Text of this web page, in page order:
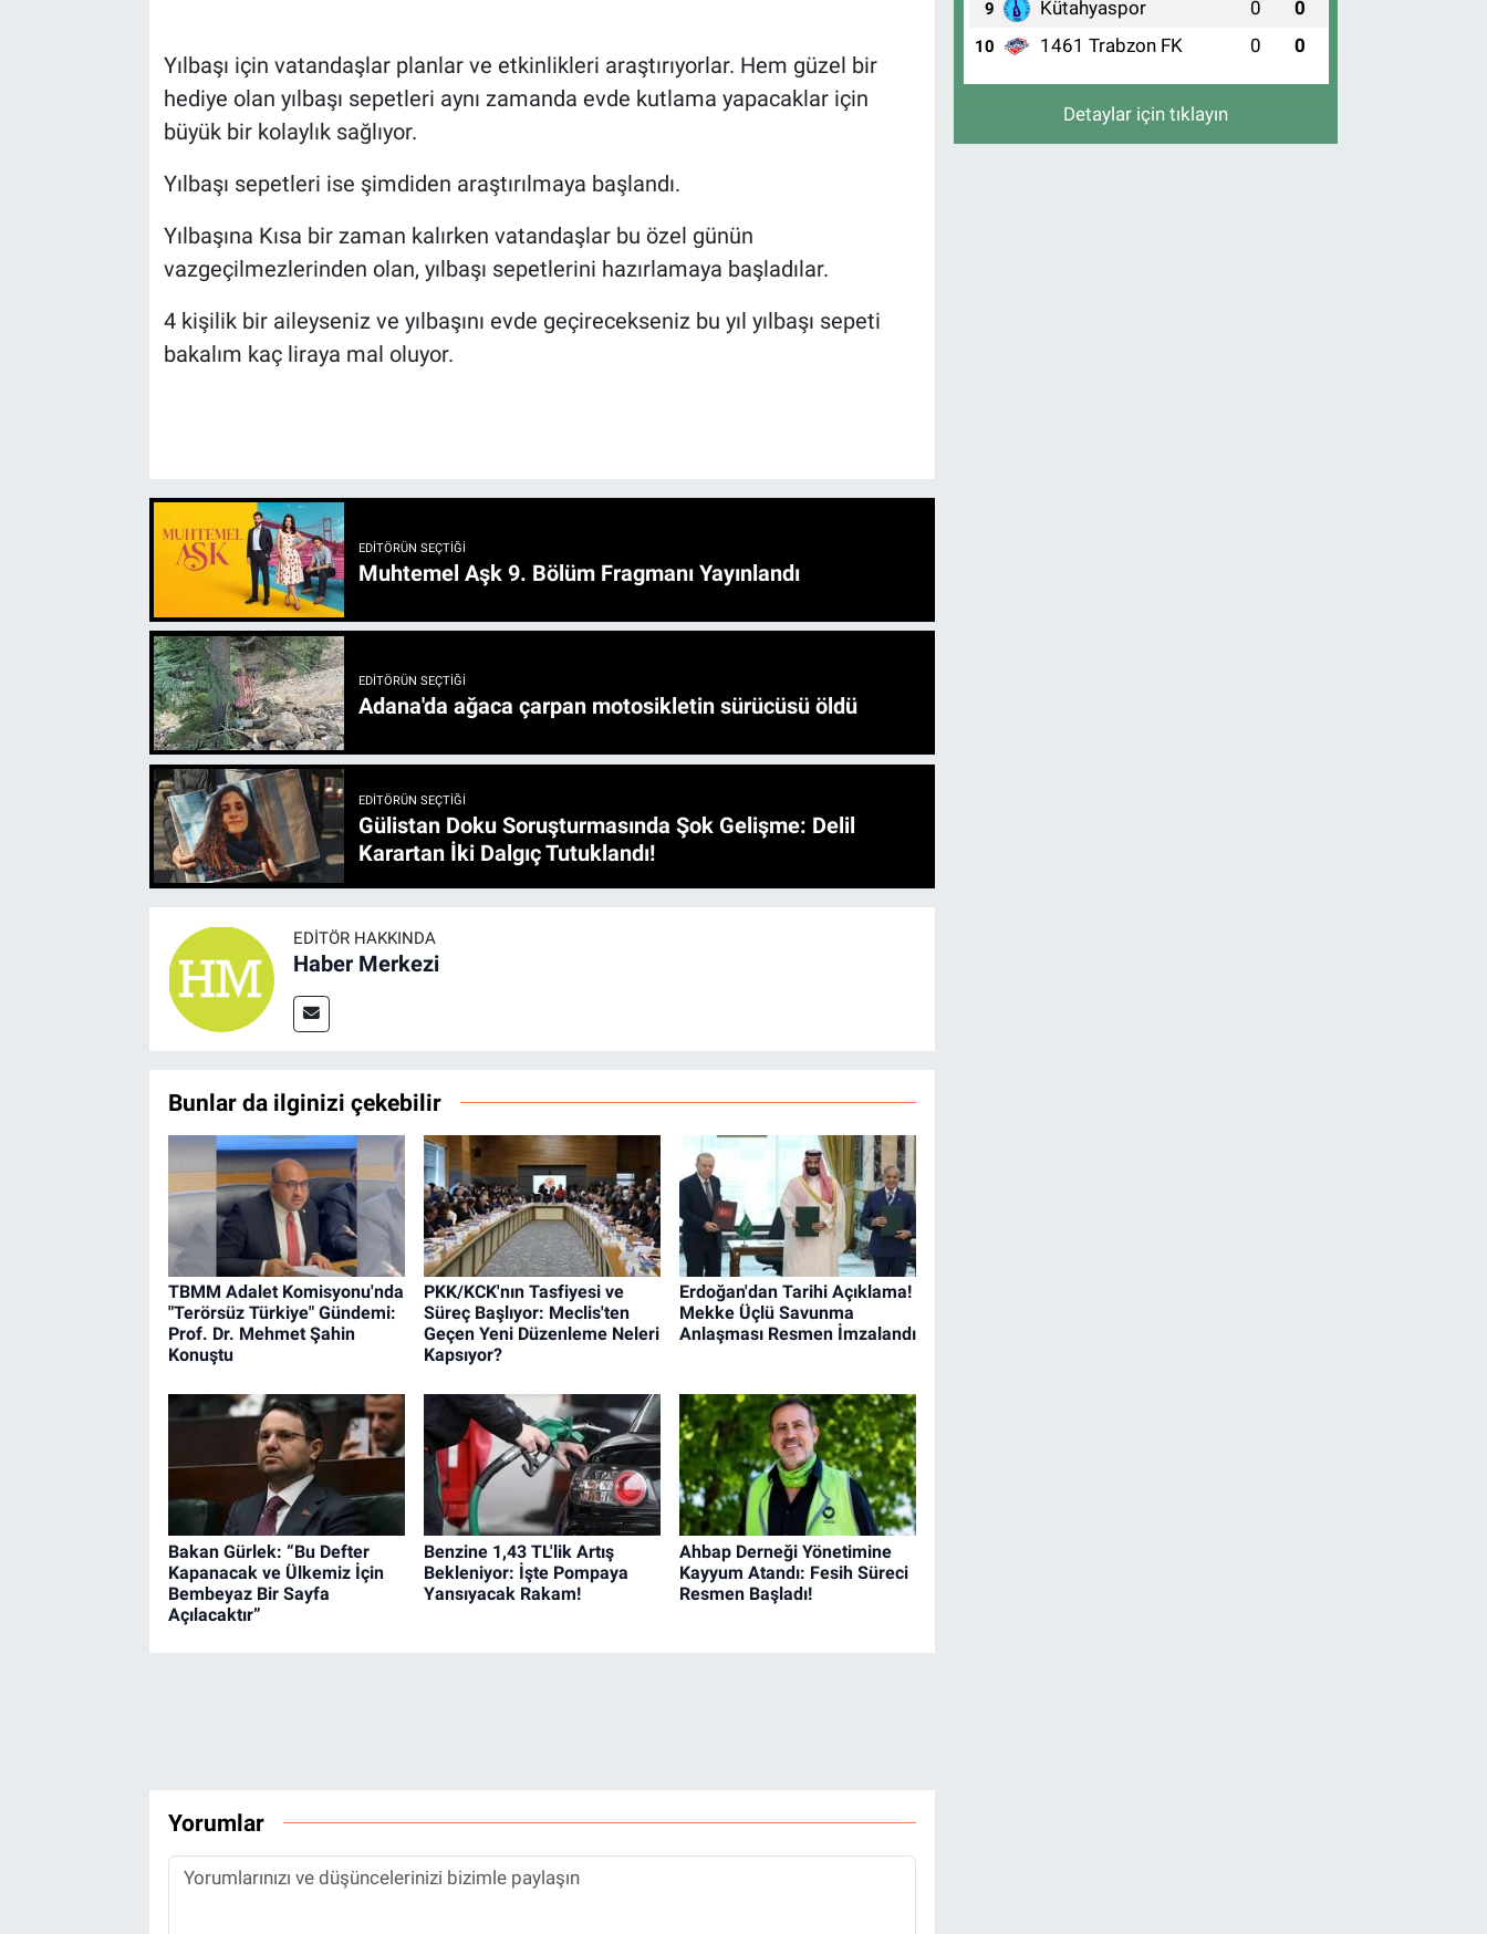
Yılbaşı için vatandaşlar planlar ve etkinlikleri araştırıyorlar. Hem güzel bir
hediye olan yılbaşı sepetleri aynı zamanda evde kutlama yapacaklar için
büyük bir kolaylık sağlıyor.
Yılbaşı sepetleri ise şimdiden araştırılmaya başlandı.
Yılbaşına Kısa bir zaman kalırken vatandaşlar bu özel günün
vazgeçilmezlerinden olan, yılbaşı sepetlerini hazırlamaya başladılar.
4 kişilik bir aileyseniz ve yılbaşını evde geçirecekseniz bu yıl yılbaşı sepeti
bakalım kaç liraya mal oluyor.
EDITÖRÜN SEÇTIĞI
Muhtemel Aşk 9. Bölüm Fragmanı Yayınlandı
EDITÖRÜN SEÇTIĞI
Adana'da ağaca çarpan motosikletin sürücüsü öldü
EDITÖRÜN SEÇTIĞI
Gülistan Doku Soruşturmasında Şok Gelişme: Delil
Karartan İki Dalgıç Tutuklandı!
EDITÖR HAKKINDA
Haber Merkezi
Bunlar da ilginizi çekebilir
TBMM Adalet Komisyonu'nda
"Terörsüz Türkiye" Gündemi:
Prof. Dr. Mehmet Şahin
Konuştu
PKK/KCK'nın Tasfiyesi ve
Süreç Başlıyor: Meclis'ten
Geçen Yeni Düzenleme Neleri
Kapsıyor?
Erdoğan'dan Tarihi Açıklama!
Mekke Üçlü Savunma
Anlaşması Resmen İmzalandı
Bakan Gürlek: “Bu Defter
Kapanacak ve Ülkemiz İçin
Bembeyaz Bir Sayfa
Açılacaktır”
Benzine 1,43 TL'lik Artış
Bekleniyor: İşte Pompaya
Yansıyacak Rakam!
Ahbap Derneği Yönetimine
Kayyum Atandı: Fesih Süreci
Resmen Başladı!
Yorumlar
9 Kütahyaspor 0 0
10 1461 Trabzon FK 0 0
Detaylar için tıklayın